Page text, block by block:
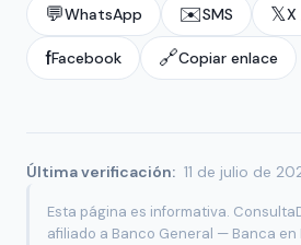
💬WhatsApp ✉️SMS 𝕏
fFacebook 🔗Copiar enlace
Última verificación: 11 de julio de
Esta página es informativa.
afiliado a Banco General — Banca en